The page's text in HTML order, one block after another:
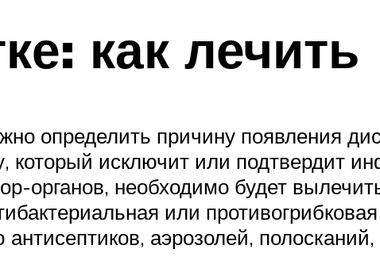
как лечить
определить причину появления
который исключит или подтвердит
органов, необходимо будет
или
аэрозолей,